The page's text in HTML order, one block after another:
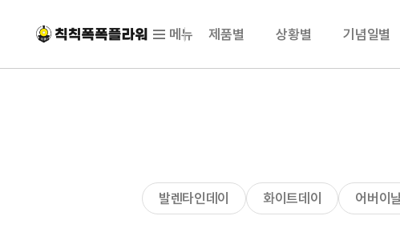
메뉴 제품별 상황별 기념일별
발렌타인데이 화이트데이 어버이